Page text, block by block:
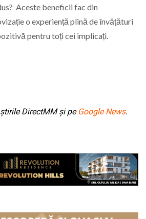
Aceste beneficii fac din
o experiență plină de învățături
pentru toți cei implicați.
DirectMM și pe Google News.